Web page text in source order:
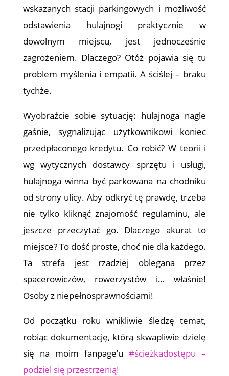
wskazanych stacji parkingowych i możliwość
odstawienia hulajnogi praktycznie w
dowolnym miejscu, jest jednocześnie
zagrożeniem. Dlaczego? Otóż pojawia się tu
problem myślenia i empatii. A ściślej – braku
tychże.
Wyobraźcie sobie sytuację: hulajnoga nagle
gaśnie, sygnalizując użytkownikowi koniec
przedpłaconego kredytu. Co robić? W teorii i
wg wytycznych dostawcy sprzętu i usługi,
hulajnoga winna być parkowana na chodniku
od strony ulicy. Aby odkryć tę prawdę, trzeba
nie tylko kliknąć znajomość regulaminu, ale
jeszcze przeczytać go. Dlaczego akurat to
miejsce? To dość proste, choć nie dla każdego.
Ta strefa jest rzadziej oblegana przez
spacerowiczów, rowerzystów i… właśnie!
Osoby z niepełnosprawnościami!
Od początku roku wnikliwie śledzę temat,
robiąc dokumentację, którą skwapliwie dzielę
się na moim fanpage’u#ścieżkadostępu –
podziel się przestrzenią!